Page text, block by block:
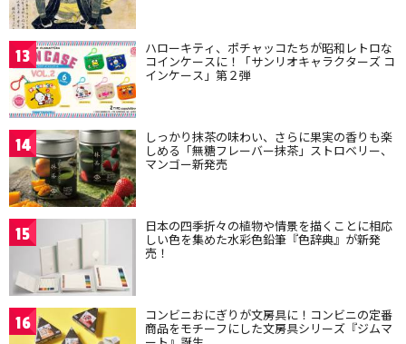
13 ハローキティ、ポチャッコたちが昭和レトロな
コインケースに！「サンリオキャラクターズ コ
インケース」第２弾
14 しっかり抹茶の味わい、さらに果実の香りも楽
しめる「無糖フレーバー抹茶」ストロベリー、
マンゴー新発売
15 日本の四季折々の植物や情景を描くことに相応
しい色を集めた水彩色鉛筆『色辞典』が新発
売！
16 コンビニおにぎりが文房具に！コンビニの定番
商品をモチーフにした文房具シリーズ『ジムマ